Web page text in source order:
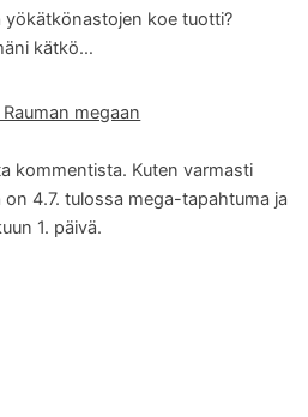
yökätkönastojen koe tuotti?
kätkö…
megaan
kommentista. Kuten varmasti
on 4.7. tulossa mega-tapahtuma ja
1. päivä.